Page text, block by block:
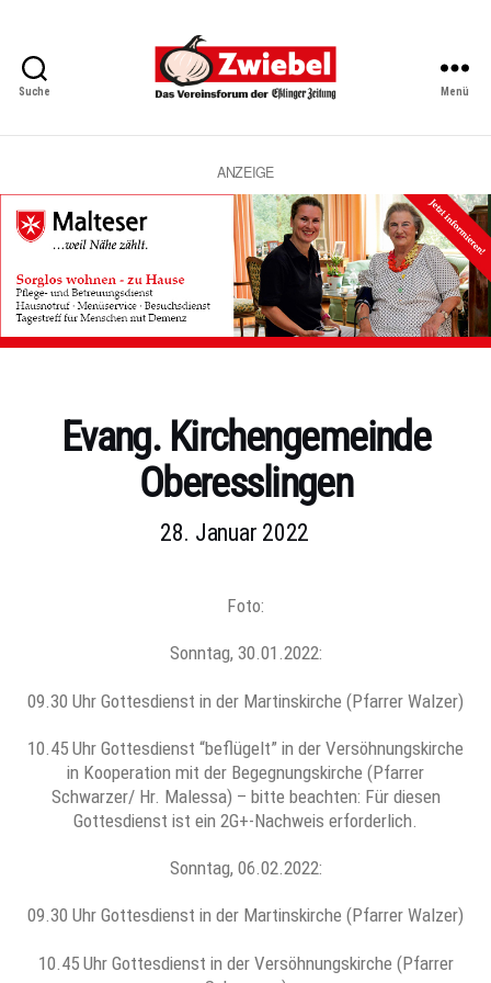
Suche
Vereinsforum
Eßlinger
Zeitung
Menü
ANZEIGE
KategorienEvang. Kirchengemeinde
Oberesslingen
28. Januar 2022
Foto:
Sonntag, 30.01.2022:
09.30 Uhr Gottesdienst in der Martinskirche (Pfarrer Walzer)
10.45 Uhr Gottesdienst “beflügelt” in der Versöhnungskirche
in Kooperation mit der Begegnungskirche (Pfarrer
Schwarzer/ Hr. Malessa) – bitte beachten: Für diesen
Gottesdienst ist ein 2G+-Nachweis erforderlich.
Sonntag, 06.02.2022:
09.30 Uhr Gottesdienst in der Martinskirche (Pfarrer Walzer)
10.45 Uhr Gottesdienst in der Versöhnungskirche (Pfarrer